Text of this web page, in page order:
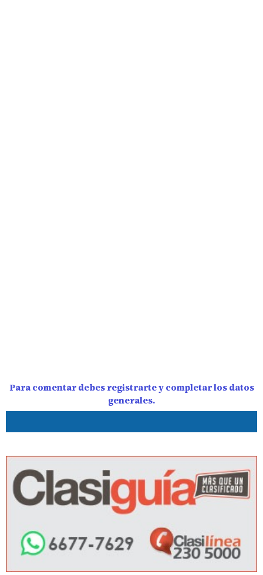
Para comentar debes registrarte y completar los datos
generales.